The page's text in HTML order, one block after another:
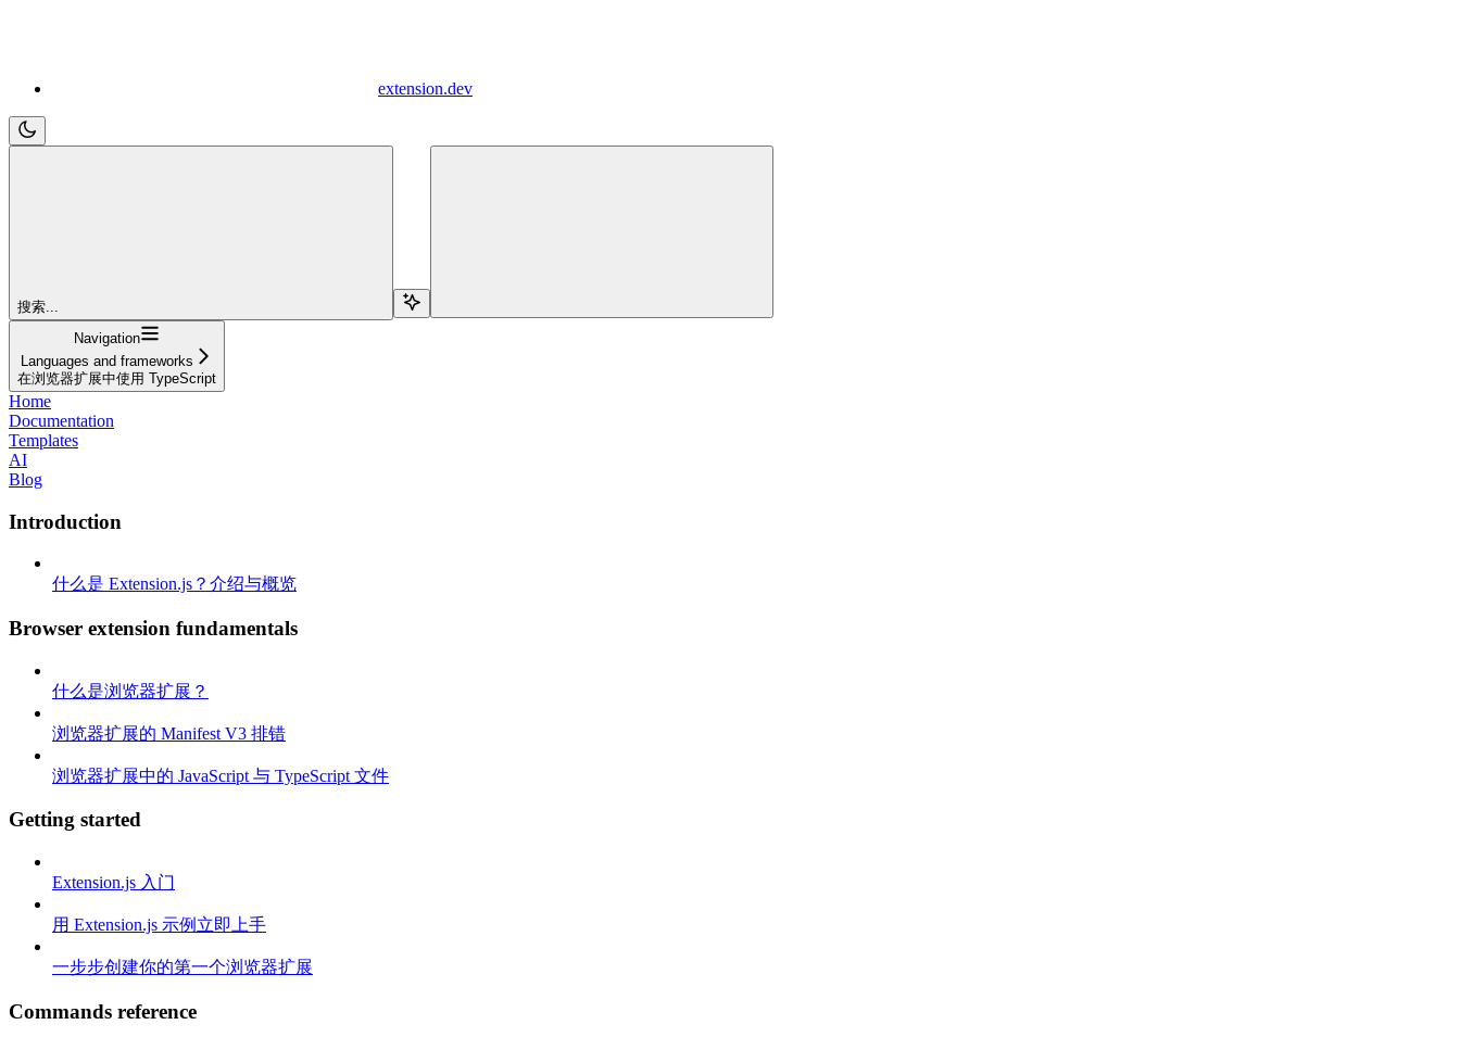
extension.dev
搜索...
Navigation
Languages and frameworks
在浏览器扩展中使用 TypeScript
Home
Documentation
Templates
AI
Blog
Introduction
什么是 Extension.js？介绍与概览
Browser extension fundamentals
什么是浏览器扩展？
浏览器扩展的 Manifest V3 排错
浏览器扩展中的 JavaScript 与 TypeScript 文件
Getting started
Extension.js 入门
用 Extension.js 示例立即上手
一步步创建你的第一个浏览器扩展
Commands reference